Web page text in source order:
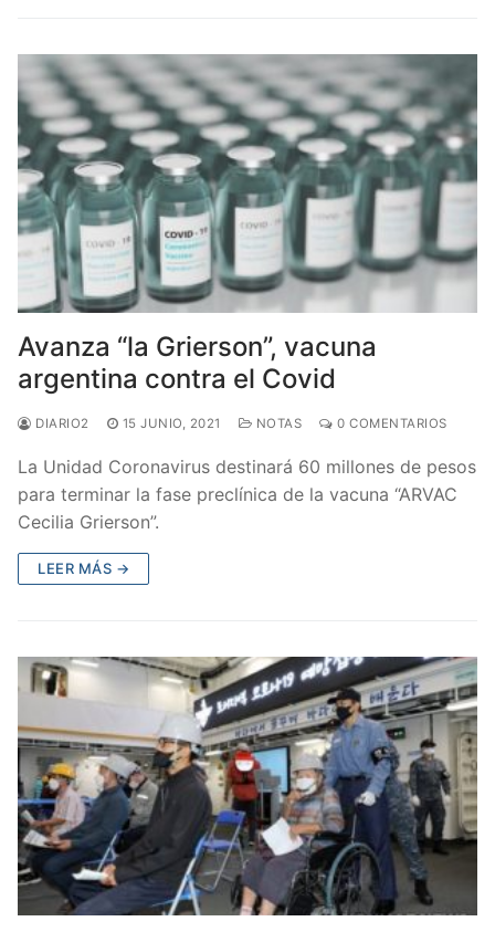
Avanza “la Grierson”, vacuna
argentina contra el Covid
DIARIO2 15 JUNIO, 2021 NOTAS 0 COMENTARIOS
La Unidad Coronavirus destinará 60 millones de pesos
para terminar la fase preclínica de la vacuna “ARVAC
Cecilia Grierson”.
LEER MÁS →